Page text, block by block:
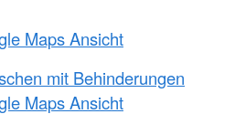
Maps Ansicht
mit Behinderungen
Maps Ansicht